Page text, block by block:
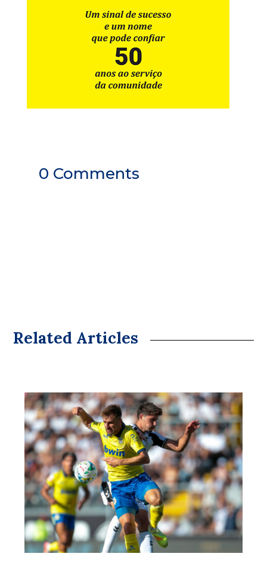
0 Comments
Related Articles